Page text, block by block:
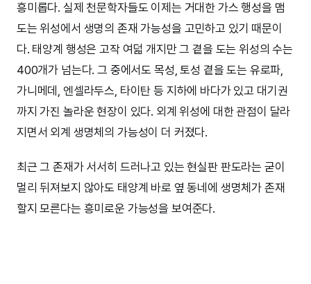
흥미롭다. 실제 천문학자들도 이제는 거대한 가스 행성을 맴
도는 위성에서 생명의 존재 가능성을 고민하고 있기 때문이
다. 태양계 행성은 고작 여덟 개지만 그 곁을 도는 위성의 수는
400개가 넘는다. 그 중에서도 목성, 토성 곁을 도는 유로파,
가니메데, 엔셀라두스, 타이탄 등 지하에 바다가 있고 대기권
까지 가진 놀라운 현장이 있다. 외계 위성에 대한 관점이 달라
지면서 외계 생명체의 가능성이 더 커졌다.
최근 그 존재가 서서히 드러나고 있는 현실판 판도라는 굳이
멀리 뒤져보지 않아도 태양계 바로 옆 동네에 생명체가 존재
할지 모른다는 흥미로운 가능성을 보여준다.